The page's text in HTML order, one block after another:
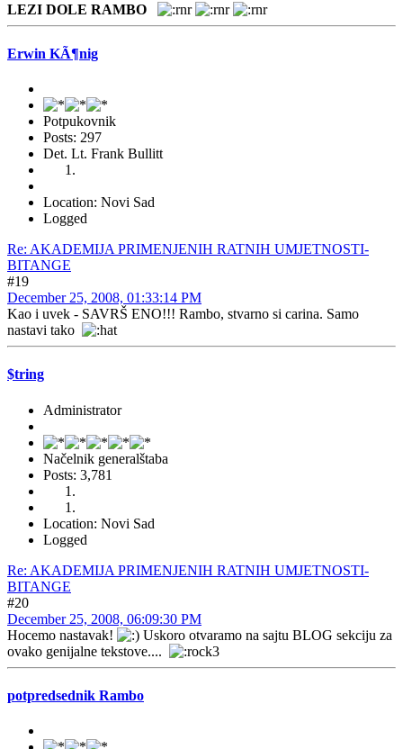
LEZI DOLE RAMBO
Erwin KÃ¶nig
Potpukovnik
Posts: 297
Det. Lt. Frank Bullitt
Location: Novi Sad
Logged
Re: AKADEMIJA PRIMENJENIH RATNIH UMJETNOSTI-
BITANGE
#19
December 25, 2008, 01:33:14 PM
Kao i uvek - SAVRŠ ENO!!! Rambo, stvarno si carina. Samo
nastavi tako
$tring
Administrator
Načelnik generalštaba
Posts: 3,781
Location: Novi Sad
Logged
Re: AKADEMIJA PRIMENJENIH RATNIH UMJETNOSTI-
BITANGE
#20
December 25, 2008, 06:09:30 PM
Hocemo nastavak!
Uskoro otvaramo na sajtu BLOG sekciju za
ovako genijalne tekstove....
potpredsednik Rambo